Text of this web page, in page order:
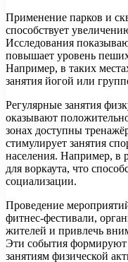
Применение парков и
способствует
Исследования
повышает уровень
Например, в таких
занятия йогой или
Регулярные занятия
оказывают
зонах доступны
стимулирует занятия
населения. Например, в
для воркаута, что
социализации.
Проведение
фитнес-фестивали,
жителей и привлечь
Эти события
занятиям физической